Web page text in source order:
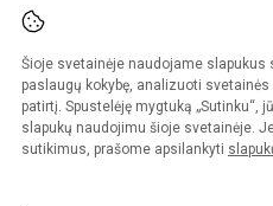
Šioje svetainėje naudojame
paslaugų kokybę, analizuoti
patirtį. Spustelėję mygtuką
slapukų naudojimu šioje svetainėje.
sutikimus, prašome apsilankyti
© 2023. Šakių „Varpo“
Kopijuoti turinį be raštiško
Prieinamumo paraiška
Sumanus būdas atnaujinti